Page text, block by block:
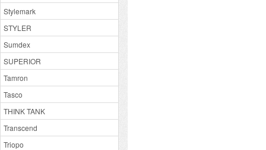
Stylemark
STYLER
Sumdex
SUPERIOR
Tamron
Tasco
THINK TANK
Transcend
Triopo